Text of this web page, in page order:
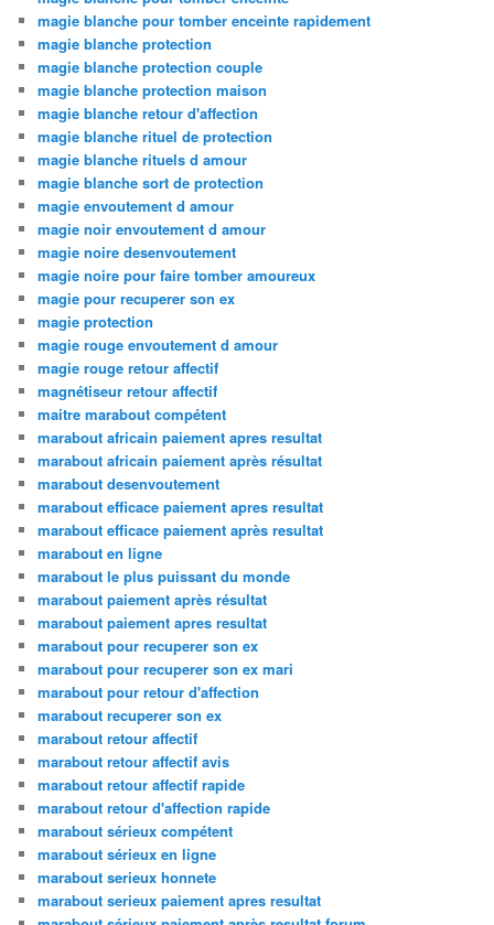
magie blanche pour tomber enceinte rapidement
magie blanche protection
magie blanche protection couple
magie blanche protection maison
magie blanche retour d'affection
magie blanche rituel de protection
magie blanche rituels d amour
magie blanche sort de protection
magie envoutement d amour
magie noir envoutement d amour
magie noire desenvoutement
magie noire pour faire tomber amoureux
magie pour recuperer son ex
magie protection
magie rouge envoutement d amour
magie rouge retour affectif
magnétiseur retour affectif
maitre marabout compétent
marabout africain paiement apres resultat
marabout africain paiement après résultat
marabout desenvoutement
marabout efficace paiement apres resultat
marabout efficace paiement après resultat
marabout en ligne
marabout le plus puissant du monde
marabout paiement après résultat
marabout paiement apres resultat
marabout pour recuperer son ex
marabout pour recuperer son ex mari
marabout pour retour d'affection
marabout recuperer son ex
marabout retour affectif
marabout retour affectif avis
marabout retour affectif rapide
marabout retour d'affection rapide
marabout sérieux compétent
marabout sérieux en ligne
marabout serieux honnete
marabout serieux paiement apres resultat